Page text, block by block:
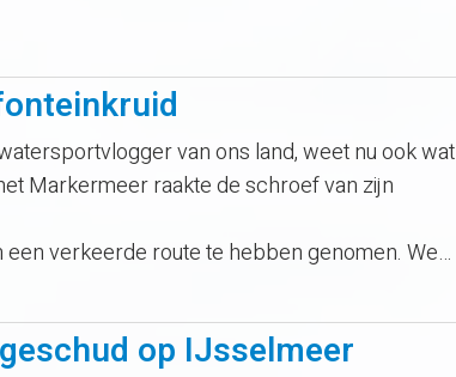
van ons land, weet nu ook wat
Markermeer raakte de schroef van zijn
verkeerde route te hebben genomen. We…
op IJsselmeer